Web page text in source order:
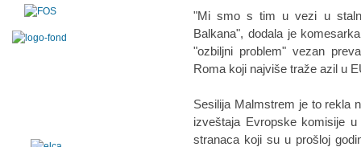
"Mi smo s tim u vezi u
Balkana", dodala je
"ozbiljni problem" vezan
Roma koji najviše traže azil u
Sesilija Malmstrem je to rekla
izveštaja Evropske komisije
stranaca koji su u prošloj